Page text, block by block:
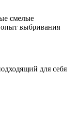
смелые
выбривания
для себя